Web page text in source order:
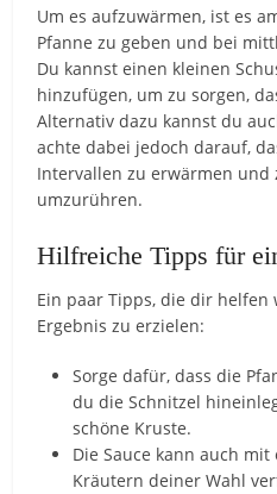
Um es aufzuwärmen, ist es
Pfanne zu geben und bei
Du kannst einen kleinen
hinzufügen, um zu sorgen,
Alternativ dazu kannst du
achte dabei jedoch darauf,
Intervallen zu erwärmen und
umzurühren.
Hilfreiche Tipps für
Ein paar Tipps, die dir helfen
Ergebnis zu erzielen:
Sorge dafür, dass die
du die Schnitzel
schöne Kruste.
Die Sauce kann auch
Kräutern deiner Wahl